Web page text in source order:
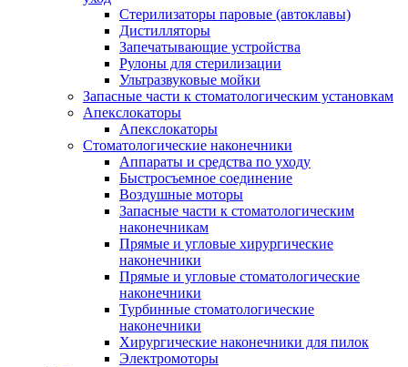
Стерилизаторы паровые (автоклавы)
Дистилляторы
Запечатывающие устройства
Рулоны для стерилизации
Ультразвуковые мойки
Запасные части к стоматологическим установкам
Апекслокаторы
Апекслокаторы
Стоматологические наконечники
Аппараты и средства по уходу
Быстросъемное соединение
Воздушные моторы
Запасные части к стоматологическим
наконечникам
Прямые и угловые хирургические
наконечники
Прямые и угловые стоматологические
наконечники
Турбинные стоматологические
наконечники
Хирургические наконечники для пилок
Электромоторы